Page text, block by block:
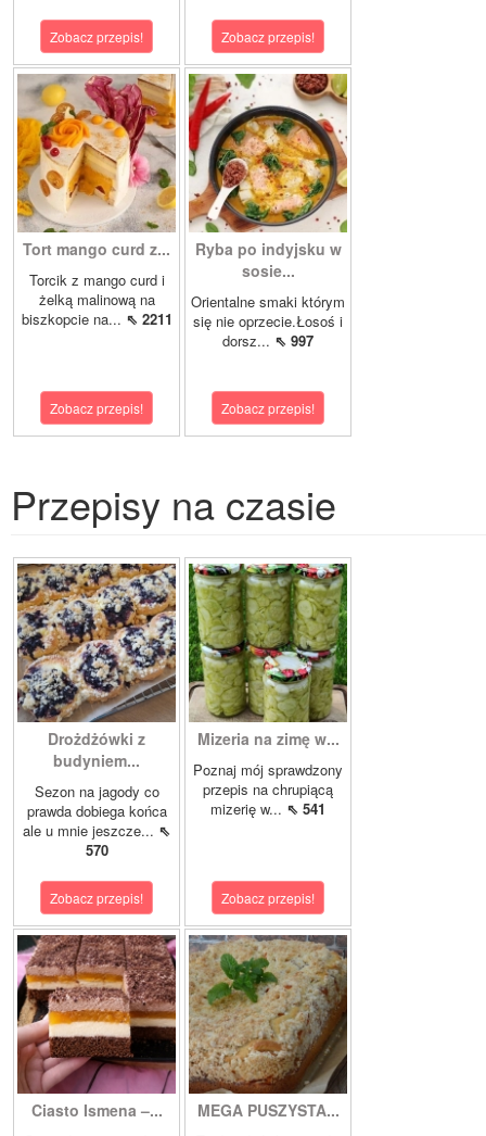
Zobacz przepis! Zobacz przepis!
Tort mango curd z...
Torcik z mango curd i
żelką malinową na
biszkopcie na... ⇖ 2211
Zobacz przepis!
Ryba po indyjsku w
sosie...
Orientalne smaki którym
się nie oprzecie.Łosoś i
dorsz... ⇖ 997
Zobacz przepis!
Przepisy na czasie
Drożdżówki z
budyniem...
Sezon na jagody co
prawda dobiega końca
ale u mnie jeszcze... ⇖
570
Zobacz przepis!
Mizeria na zimę w...
Poznaj mój sprawdzony
przepis na chrupiącą
mizerię w... ⇖ 541
Zobacz przepis!
Ciasto Ismena –... MEGA PUSZYSTA...